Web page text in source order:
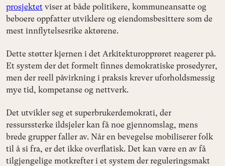
prosjektet viser at både politikere, kommuneansatte og
beboere oppfatter utviklere og eiendomsbesittere som de
mest innflytelsesrike aktørene.
Dette støtter kjernen i det Arkitekturopprøret reagerer på.
Et system der det formelt finnes demokratiske prosedyrer,
men der reell påvirkning i praksis krever uforholdsmessig
mye tid, kompetanse og nettverk.
Det utvikler seg et superbrukerdemokrati, der
ressurssterke ildsjeler kan få noe gjennomslag, mens
brede grupper faller av. Når en bevegelse mobiliserer folk
til å si fra, er det ikke overflatisk. Det kan være en av få
tilgjengelige motkrefter i et system der reguleringsmakt